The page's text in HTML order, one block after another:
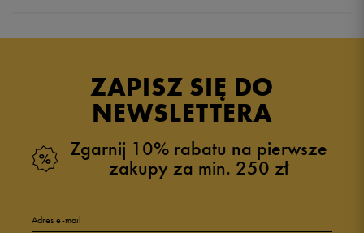
5.0
zebranych i zweryfikowanych przez
ZAPISZ SIĘ DO
NEWSLETTERA
Zgarnij 10% rabatu na pierwsze
zakupy za min. 250 zł
Adres e-mail